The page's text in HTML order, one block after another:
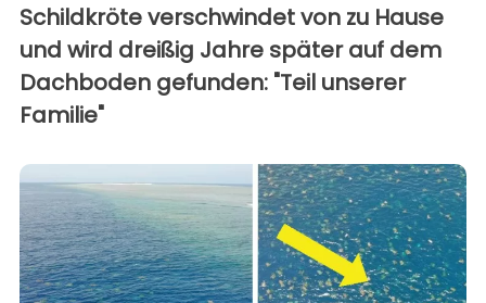
Schildkröte verschwindet von zu Hause
und wird dreißig Jahre später auf dem
Dachboden gefunden: "Teil unserer
Familie"